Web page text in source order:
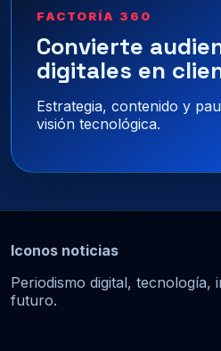
FACTORÍA 360
Convierte
digitales en
Estrategia, contenido y
visión tecnológica.
Iconos noticias
Periodismo digital, tecnología,
futuro.